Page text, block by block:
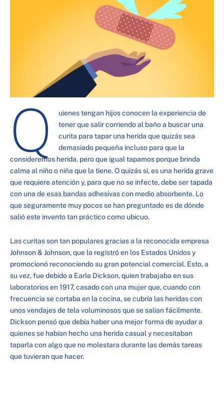
Q
uienes tengan hijos conocen la experiencia de
tener que salir corriendo al baño a buscar una
curita para tapar una herida que quizás sea
demasiado pequeña incluso para que la
consideremos herida, pero que igual tapamos porque brinda
calma al niño o niña que la tiene. O quizás sí, es una herida grave
que requiere atención y, para que no se infecte, debe ser tapada
con una de esas bandas adhesivas con medio absorbente. Lo
que seguramente muy pocos se han preguntado es de dónde
salió este invento tan práctico como ubicuo.
Las curitas son tan populares gracias a la reconocida empresa
Johnson & Johnson, que la registró en los Estados Unidos y
promocionó reconociendo su gran potencial comercial. Esto, a
su vez, fue debido a Earle Dickson, quien trabajaba en sus
laboratorios en 1917, casado con una mujer que, cuando con
frecuencia se cortaba en la cocina, se cubría las heridas con
unos vendajes de tela voluminosos que se salían fácilmente.
Dickson pensó que debía haber una mejor forma de ayudar a
quienes se habían hecho una herida casual y necesitaban
taparla con algo que no molestara durante las demás tareas
que tuvieran que hacer.